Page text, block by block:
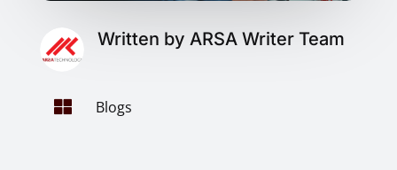
Written by ARSA Writer Team
 Blogs